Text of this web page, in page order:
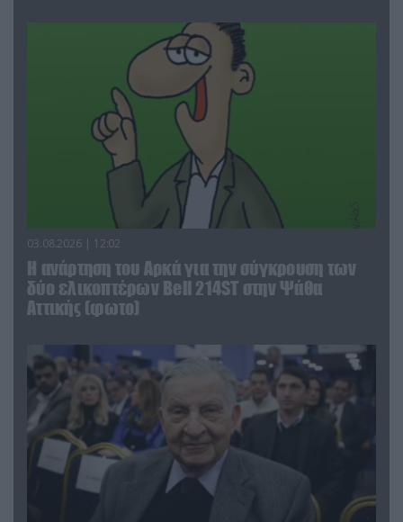
03.08.2026 | 12:02
Η ανάρτηση του Αρκά για την σύγκρουση των
δύο ελικοπτέρων Bell 214ST στην Ψάθα
Αττικής (φωτο)